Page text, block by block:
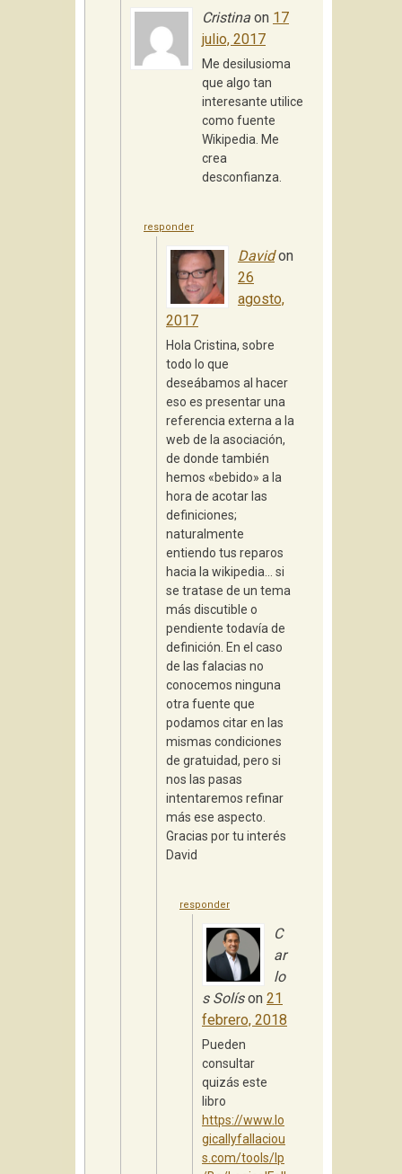
Cristina on 17
julio, 2017
Me desilusioma
que algo tan
interesante utilice
como fuente
Wikipedia. Me
crea
desconfianza.
responder
Davidon
26
agosto,
2017
Hola Cristina, sobre
todo lo que
deseábamos al hacer
eso es presentar una
referencia externa a la
web de la asociación,
de donde también
hemos «bebido» a la
hora de acotar las
definiciones;
naturalmente
entiendo tus reparos
hacia la wikipedia… si
se tratase de un tema
más discutible o
pendiente todavía de
definición. En el caso
de las falacias no
conocemos ninguna
otra fuente que
podamos citar en las
mismas condiciones
de gratuidad, pero si
nos las pasas
intentaremos refinar
más ese aspecto.
Gracias por tu interés
David
responder
C
ar
lo
s Solíson 21
febrero, 2018
Pueden
consultar
quizás este
libro
https://www.lo
gicallyfallaciou
s.com/tools/lp